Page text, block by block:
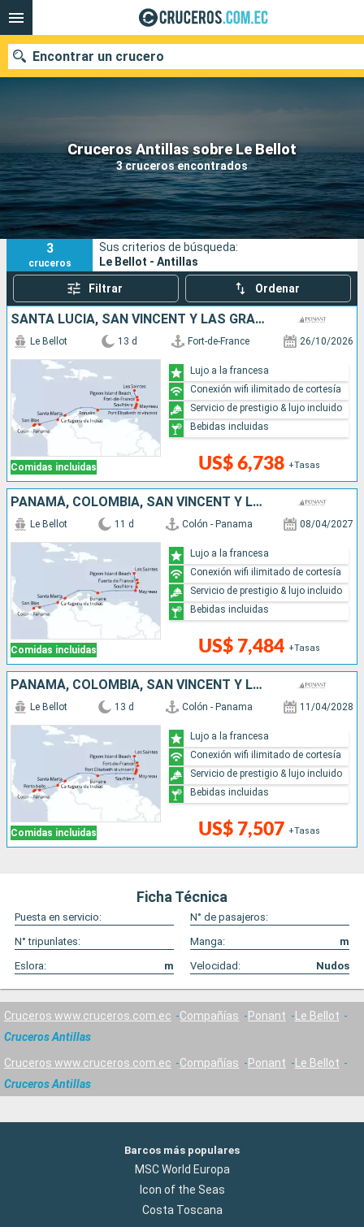
Cruceros Antillas sobre Le Bellot
3 cruceros encontrados
Encontrar un crucero
Nuestros destinos
Fecha de salida
Puertos Compañías
3
cruceros
Sus criterios de búsqueda:
Le Bellot - Antillas
Filtrar Ordenar
SANTA LUCIA, SAN VINCENT Y LAS GRANADINAS, COLOMBIA, PANAMÁ
Comidas incluidas
Le Bellot 13 d Fort-de-France 26/10/2026
US$ 6,738 +Tasas
Lujo a la francesa
Conexión wifi ilimitado de cortesía
Servicio de prestigio & lujo incluido
Bebidas incluidas
PANAMÁ, COLOMBIA, SAN VINCENT Y LAS GRANADINAS, SANTA LUCIA
Comidas incluidas
Le Bellot 11 d Colón - Panama 08/04/2027
US$ 7,484 +Tasas
Lujo a la francesa
Conexión wifi ilimitado de cortesía
Servicio de prestigio & lujo incluido
Bebidas incluidas
PANAMÁ, COLOMBIA, SAN VINCENT Y LAS GRANADINAS, SANTA LUCIA
Comidas incluidas
Le Bellot 13 d Colón - Panama 11/04/2028
US$ 7,507 +Tasas
Lujo a la francesa
Conexión wifi ilimitado de cortesía
Servicio de prestigio & lujo incluido
Bebidas incluidas
Ficha Técnica
Puesta en servicio:
N° de pasajeros:
N° tripunlates:
Manga:
m
Eslora:
m Velocidad: Nudos
Cruceros www.cruceros.com.ec Compañías Ponant
Le Bellot
Cruceros Antillas
Cruceros www.cruceros.com.ec Compañías Ponant
Le Bellot
Cruceros Antillas
Barcos más populares
MSC World Europa
Icon of the Seas
Costa Toscana